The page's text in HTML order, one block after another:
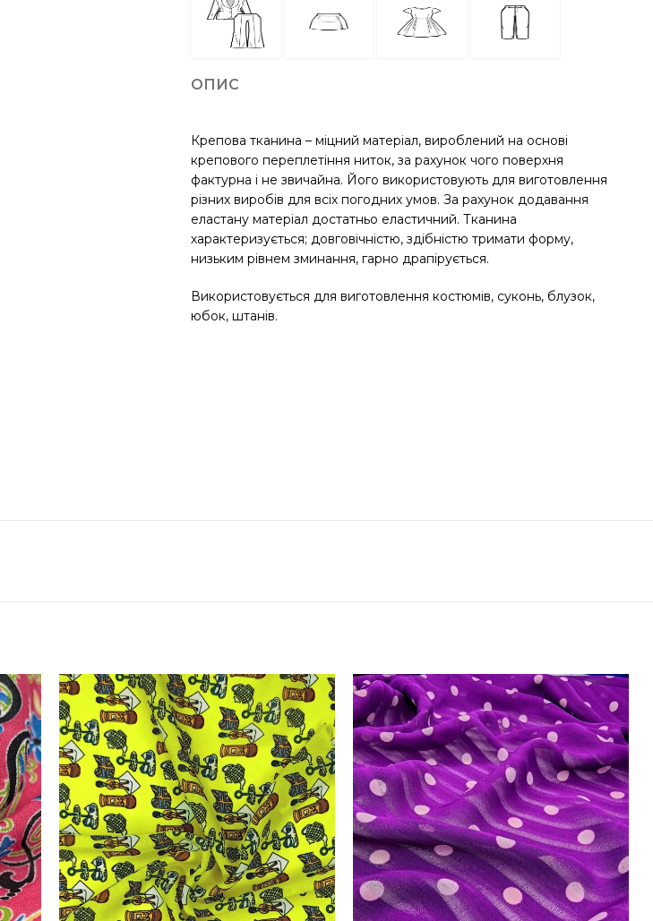
ОПИС
Крепова тканина – міцний матеріал, вироблений на основі
крепового переплетіння ниток, за рахунок чого поверхня
фактурна і не звичайна. Його використовують для виготовлення
різних виробів для всіх погодних умов. За рахунок додавання
еластану матеріал достатньо еластичний. Тканина
характеризується; довговічністю, здібністю тримати форму,
низьким рівнем зминання, гарно драпірується.
Використовується для виготовлення костюмів, суконь, блузок,
юбок, штанів.